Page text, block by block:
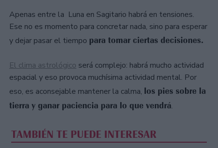
Apenas entre la Luna en Sagitario habrá en tensiones.
Ese no es momento para concretar nada, sino para esperar
y dejar pasar el tiempo para tomar ciertas decisiones.
El clima astrológico será complejo: habrá mucho actividad
espacial y eso provoca muchísima actividad mental. Por
eso, es aconsejable mantener la calma, los pies sobre la
tierra y ganar paciencia para lo que vendrá.
TAMBIÉN TE PUEDE INTERESAR